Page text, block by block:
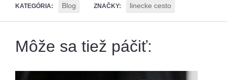
KATEGÓRIA: Blog ZNAČKY: linecke cesto
Môže sa tiež páčiť: